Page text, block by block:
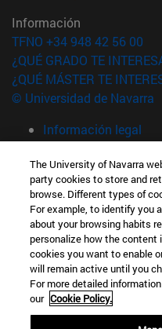
Información
TFNO +34 948 42 56 00
¿QUÉ GRADO TE
¿QUÉ MÁSTER TE
© Universidad de Navarra
Información legal
Configuración de
Localizador de campus
The University of Navarra
party cookies to store and
browse. Different types of
For example, to identify you
about your browsing habits
personalize how the content
cookies you want to enable
will remain active until you
For more detailed
our Cookie Policy.